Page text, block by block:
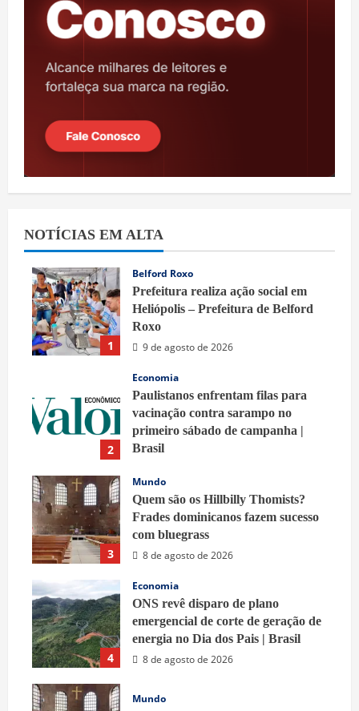
NOTÍCIAS EM ALTA
1
Belford Roxo
Prefeitura realiza ação social em
Heliópolis – Prefeitura de Belford
Roxo
9 de agosto de 2026
2
Economia
Paulistanos enfrentam filas para
vacinação contra sarampo no
primeiro sábado de campanha |
Brasil
3
Mundo
Quem são os Hillbilly Thomists?
Frades dominicanos fazem sucesso
com bluegrass
8 de agosto de 2026
4
Economia
ONS revê disparo de plano
emergencial de corte de geração de
energia no Dia dos Pais | Brasil
8 de agosto de 2026
Mundo